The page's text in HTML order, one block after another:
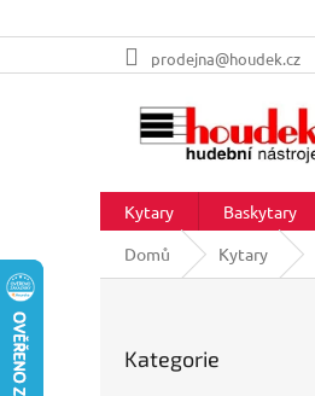
na
prodejna@houdek.cz
Kytary Baskytary
Domů
Kytary
kategorie
Kategorie